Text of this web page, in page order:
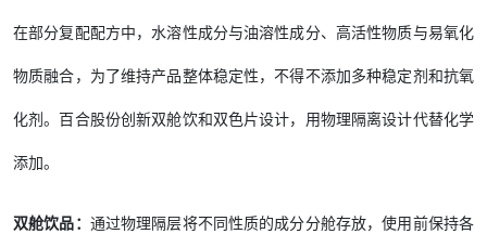
在部分复配配方中，水溶性成分与油溶性成分、高活性物质与易氧化
物质融合，为了维持产品整体稳定性，不得不添加多种稳定剂和抗氧
化剂。百合股份创新双舱饮和双色片设计，用物理隔离设计代替化学
添加。
双舱饮品： 通过物理隔层将不同性质的成分分舱存放，使用前保持各